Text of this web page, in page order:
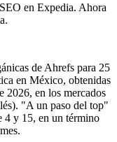
en Expedia. Ahora
de Ahrefs para 25
en México, obtenidas
2026, en los mercados
"A un paso del top"
4 y 15, en un término